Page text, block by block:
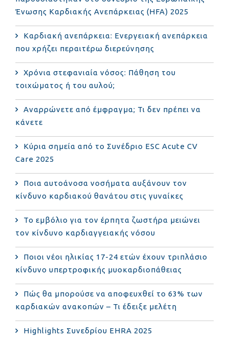
Ένωσης Καρδιακής Ανεπάρκειας (HFA) 2025
Καρδιακή ανεπάρκεια: Ενεργειακή ανεπάρκεια
που χρήζει περαιτέρω διερεύνησης
Χρόνια στεφανιαία νόσος: Πάθηση του
τοιχώματος ή του αυλού;
Αναρρώνετε από έμφραγμα; Τι δεν πρέπει να
κάνετε
Κύρια σημεία από το Συνέδριο ESC Acute CV
Care 2025
Ποια αυτοάνοσα νοσήματα αυξάνουν τον
κίνδυνο καρδιακού θανάτου στις γυναίκες
Το εμβόλιο για τον έρπητα ζωστήρα μειώνει
τον κίνδυνο καρδιαγγειακής νόσου
Ποιοι νέοι ηλικίας 17-24 ετών έχουν τριπλάσιο
κίνδυνο υπερτροφικής μυοκαρδιοπάθειας
Πώς θα μπορούσε να αποφευχθεί το 63% των
καρδιακών ανακοπών – Τι έδειξε μελέτη
Highlights Συνεδρίου EHRA 2025